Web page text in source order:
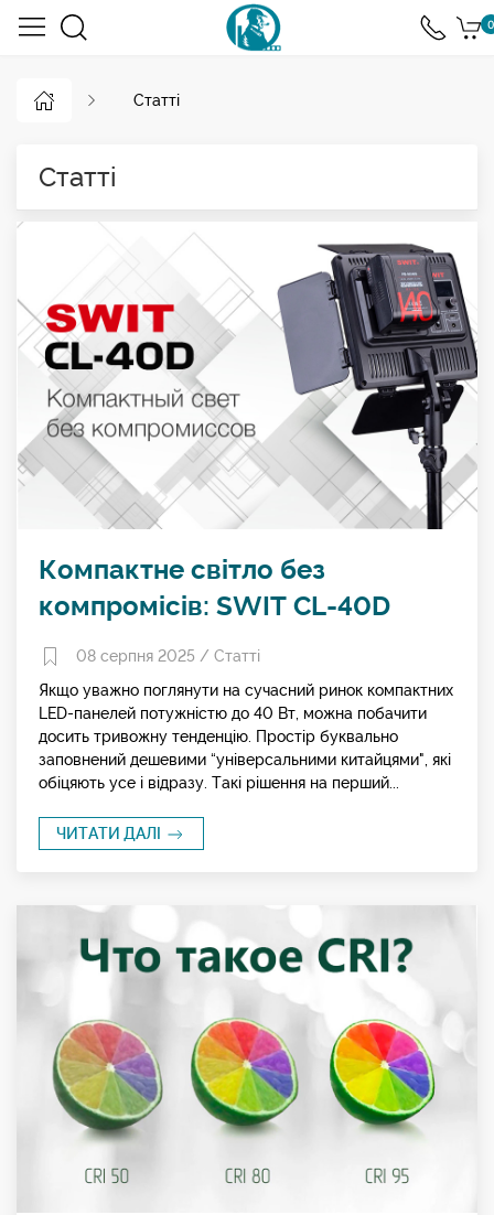
0
Статті
Статті
Компактне світло без
компромісів: SWIT CL-40D
08 серпня 2025 / Статті
Якщо уважно поглянути на сучасний ринок компактних
LED-панелей потужністю до 40 Вт, можна побачити
досить тривожну тенденцію. Простір буквально
заповнений дешевими “універсальними китайцями", які
обіцяють усе і відразу. Такі рішення на перший...
ЧИТАТИ ДАЛІ